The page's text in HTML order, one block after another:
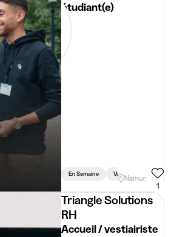
étudiant(e)
En Semaine VacancesNamur
1
Triangle Solutions
RH
Accueil / vestiairiste